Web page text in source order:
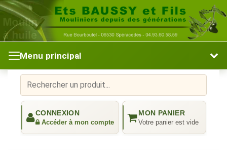
Menu principal